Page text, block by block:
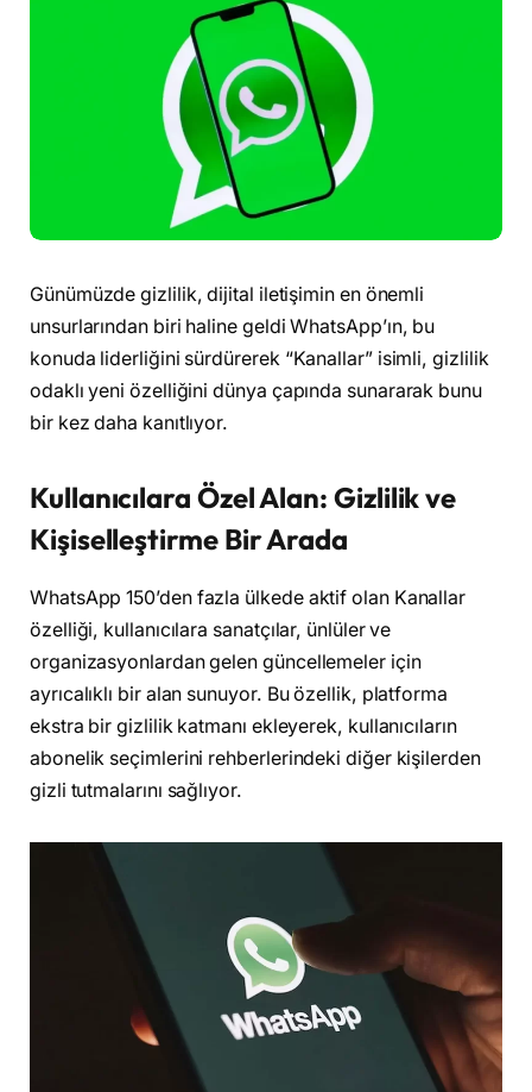
Günümüzde gizlilik, dijital iletişimin en önemli
unsurlarından biri haline geldi WhatsApp’ın, bu
konuda liderliğini sürdürerek “Kanallar” isimli, gizlilik
odaklı yeni özelliğini dünya çapında sunararak bunu
bir kez daha kanıtlıyor.
Kullanıcılara Özel Alan: Gizlilik ve
Kişiselleştirme Bir Arada
WhatsApp 150’den fazla ülkede aktif olan Kanallar
özelliği, kullanıcılara sanatçılar, ünlüler ve
organizasyonlardan gelen güncellemeler için
ayrıcalıklı bir alan sunuyor. Bu özellik, platforma
ekstra bir gizlilik katmanı ekleyerek, kullanıcıların
abonelik seçimlerini rehberlerindeki diğer kişilerden
gizli tutmalarını sağlıyor.